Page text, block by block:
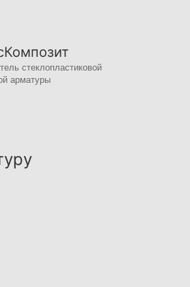
стеклопластиковой
арматуры